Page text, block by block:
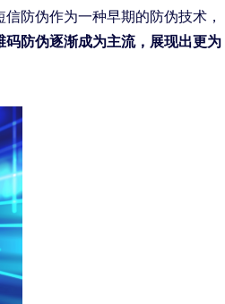
防伪作为一种早期的防伪技术，
码防伪逐渐成为主流，展现出更为